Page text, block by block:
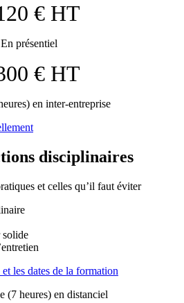
€ HT
En présentiel
€ HT
en inter-entreprise
disciplinaires
et celles qu’il faut éviter
solide
les dates de la formation
(7 heures) en distanciel